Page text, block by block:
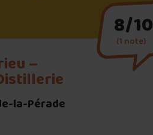
–
la-Pérade
8/10
(1 note)